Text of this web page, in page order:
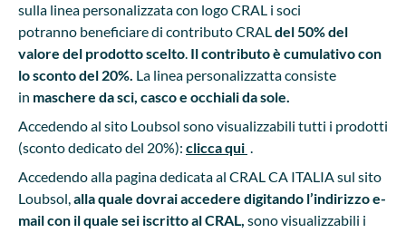
sulla linea personalizzata con logo CRAL i soci
potranno beneficiare di contributo CRALdel 50% del
valore del prodotto scelto. Il contributo è cumulativo con
lo sconto del 20%. La linea personalizzatta consiste
in maschere da sci, casco e occhiali da sole.
Accedendo al sito Loubsol sono visualizzabili tutti i prodotti
(sconto dedicato del 20%): clicca qui .
Accedendo alla pagina dedicata al CRAL CA ITALIA sul sito
Loubsol,alla quale dovrai accedere digitando l’indirizzo e-
mail con il quale sei iscritto al CRAL, sono visualizzabili i